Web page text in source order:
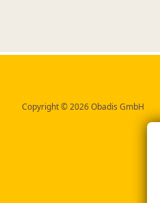
Copyright © 2026 Obadis GmbH